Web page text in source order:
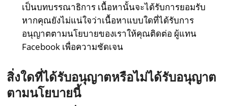
เป็นบทบรรณาธิการ เนื้อหานั้นจะได้รับการยอมรับ
หากคุณยังไม่แน่ใจว่าเนื้อหาแบบใดที่ได้รับการ
อนุญาตตามนโยบายของเราให้คุณติดต่อ ผู้แทน
Facebook เพื่อความชัดเจน
สิ่งใดที่ได้รับอนุญาตหรือไม่ได้รับอนุญาต
ตามนโยบายนี้